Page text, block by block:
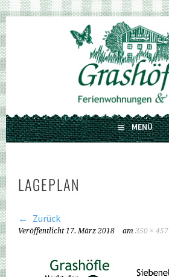
Springe
zum
Inhalt
GRASHÖFLE
FERIENWOHNUNGEN UND MARKT
MENÜ
LAGEPLAN
Zurück
Veröffentlicht17. März 2018 am350 × 457